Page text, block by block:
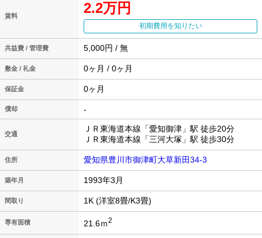
賃料 2.2万円
初期費用を知りたい
共益費 / 管理費 5,000円 / 無
敷金 / 礼金 0ヶ月 / 0ヶ月
保証金 0ヶ月
償却 -
交通
ＪＲ東海道本線「愛知御津」駅 徒歩20分
ＪＲ東海道本線「三河大塚」駅 徒歩30分
住所 愛知県豊川市御津町大草新田34-3
築年月 1993年3月
間取り 1K (洋室8畳/K3畳)
専有面積 21.6ｍ2